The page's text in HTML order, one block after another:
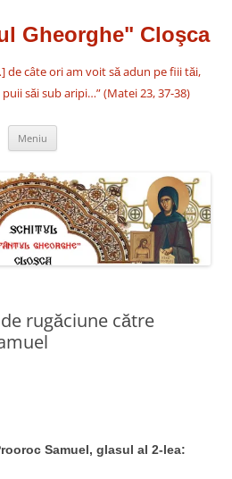
Gheorghe" Cloşca
de câte ori am voit să adun pe fiii tăi,
săi sub aripi…” (Matei 23, 37-38)
Meniu
rugăciune către
Samuel, glasul al 2-lea: